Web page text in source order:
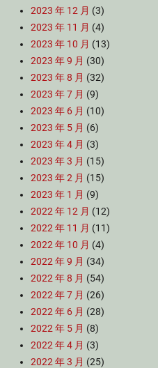
2023 年 12 月 (3)
2023 年 11 月 (4)
2023 年 10 月 (13)
2023 年 9 月 (30)
2023 年 8 月 (32)
2023 年 7 月 (9)
2023 年 6 月 (10)
2023 年 5 月 (6)
2023 年 4 月 (3)
2023 年 3 月 (15)
2023 年 2 月 (15)
2023 年 1 月 (9)
2022 年 12 月 (12)
2022 年 11 月 (11)
2022 年 10 月 (4)
2022 年 9 月 (34)
2022 年 8 月 (54)
2022 年 7 月 (26)
2022 年 6 月 (28)
2022 年 5 月 (8)
2022 年 4 月 (3)
2022 年 3 月 (25)